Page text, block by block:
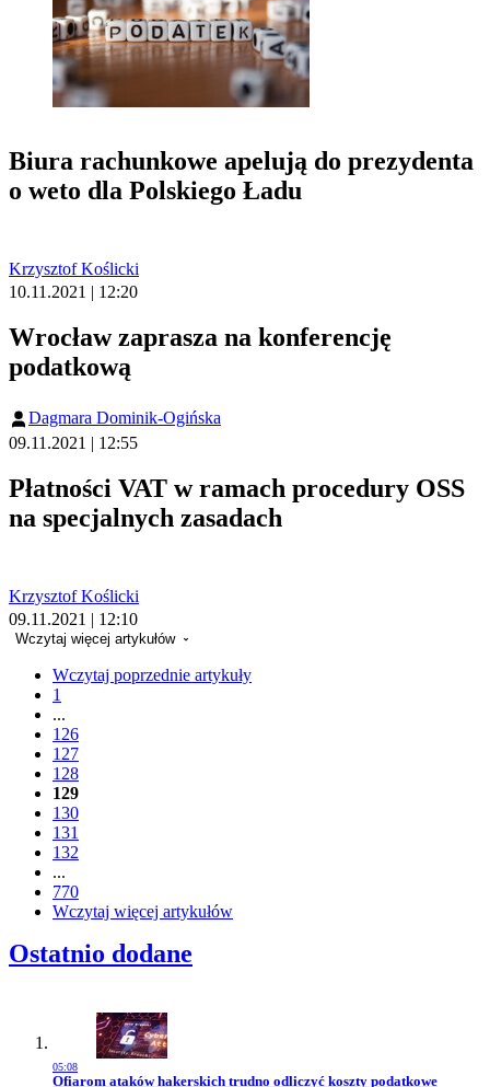
Biura rachunkowe apelują do prezydenta
o weto dla Polskiego Ładu
Krzysztof Koślicki
10.11.2021 | 12:20
Wrocław zaprasza na konferencję
podatkową
Dagmara Dominik-Ogińska
09.11.2021 | 12:55
Płatności VAT w ramach procedury OSS
na specjalnych zasadach
Krzysztof Koślicki
09.11.2021 | 12:10
Wczytaj więcej artykułów
Wczytaj poprzednie artykuły
1
...
126
127
128
129
130
131
132
...
770
Wczytaj więcej artykułów
Ostatnio dodane
05:08
Przejdź do artykułu:
Ofiarom ataków hakerskich trudno odliczyć koszty podatkowe